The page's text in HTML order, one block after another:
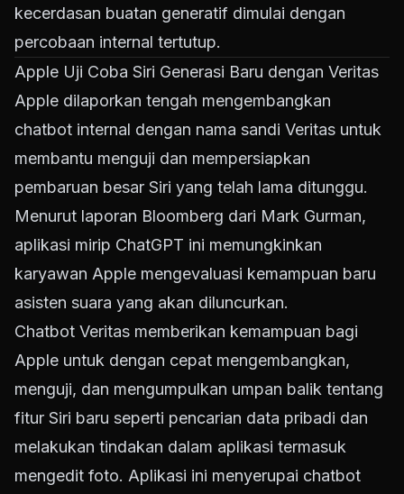
kecerdasan buatan generatif dimulai dengan
percobaan internal tertutup.
Apple Uji Coba Siri Generasi Baru dengan Veritas
Apple dilaporkan tengah mengembangkan
chatbot internal dengan nama sandi Veritas untuk
membantu menguji dan mempersiapkan
pembaruan besar Siri yang telah lama ditunggu.
Menurut laporan Bloomberg dari Mark Gurman,
aplikasi mirip ChatGPT ini memungkinkan
karyawan Apple mengevaluasi kemampuan baru
asisten suara yang akan diluncurkan.
Chatbot Veritas memberikan kemampuan bagi
Apple untuk dengan cepat mengembangkan,
menguji, dan mengumpulkan umpan balik tentang
fitur Siri baru seperti pencarian data pribadi dan
melakukan tindakan dalam aplikasi termasuk
mengedit foto. Aplikasi ini menyerupai chatbot